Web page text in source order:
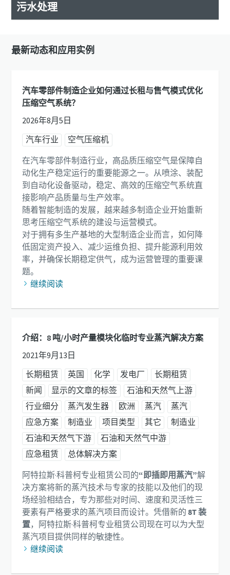
污水处理
最新动态和应用实例
汽车零部件制造企业如何通过长租与售气模式优化
压缩空气系统？
2026年8月5日
汽车行业
空气压缩机
在汽车零部件制造行业，高品质压缩空气是保障自
动化生产稳定运行的重要能源之一。从喷涂、装配
到自动化设备驱动，稳定、高效的压缩空气系统直
接影响产品质量与生产效率。
随着智能制造的发展，越来越多制造企业开始重新
思考压缩空气系统的建设与运营模式。
对于拥有多生产基地的大型制造企业而言，如何降
低固定资产投入、减少运维负担、提升能源利用效
率，并确保长期稳定供气，成为运营管理的重要课
题。
继续阅读
介绍：8 吨/小时产量模块化临时专业蒸汽解决方案
2021年9月13日
长期租赁
英国 化学 发电厂
长期租赁
新闻
显示的文章的标签
石油和天然气上游
行业细分
蒸汽发生器 欧洲 蒸汽
蒸汽
应急方案
制造业 项目类型 其它
制造业
石油和天然气下游
石油和天然气中游
应急租赁
总体解决方案
阿特拉斯·科普柯专业租赁公司的“即插即用蒸汽”解
决方案将新的蒸汽技术与专家的技能以及他们的现
场经验相结合，专为那些对时间、速度和灵活性三
要素有严格要求的蒸汽项目而设计。凭借新的8T 装
置，阿特拉斯·科普柯专业租赁公司现在可以为大型
蒸汽项目提供同样的敏捷性。
继续阅读